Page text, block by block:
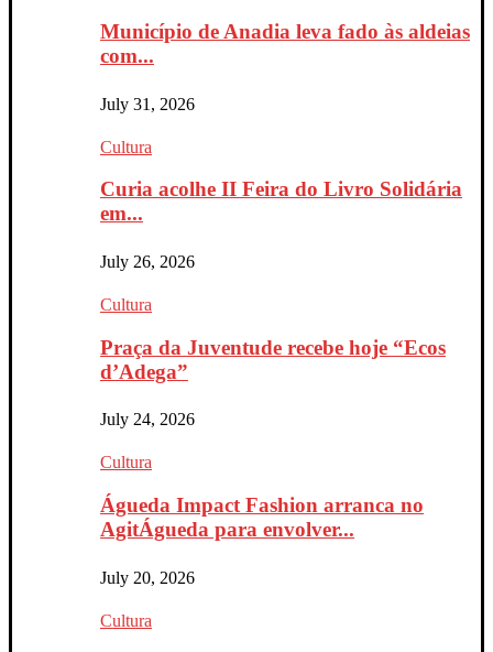
Município de Anadia leva fado às aldeias
com...
July 31, 2026
Cultura
Curia acolhe II Feira do Livro Solidária
em...
July 26, 2026
Cultura
Praça da Juventude recebe hoje “Ecos
d’Adega”
July 24, 2026
Cultura
Águeda Impact Fashion arranca no
AgitÁgueda para envolver...
July 20, 2026
Cultura